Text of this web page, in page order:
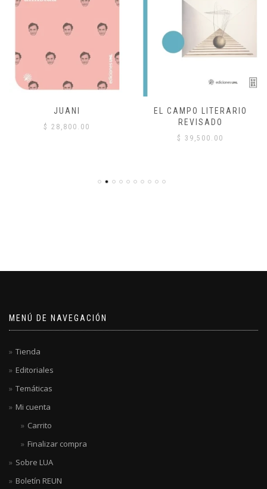
JUANI
$ 28,800.00
EL CAMPO LITERARIO
REVISADO
$ 39,500.00
MENÚ DE NAVEGACIÓN
Tienda
Editoriales
Temáticas
Mi cuenta
Carrito
Finalizar compra
Sobre LUA
Boletín REUN